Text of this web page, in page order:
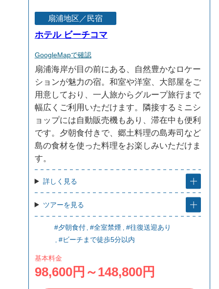
扇浦地区／民宿
ホテル ビーチコマ
GoogleMapで確認
扇浦海岸が目の前にある、自然豊かなロケー
ションが魅力の宿。和室や洋室、大部屋をご
用意しており、一人旅からグループ旅行まで
幅広くご利用いただけます。隣接するミニシ
ョップには自動販売機もあり、滞在中も便利
です。夕朝食付きで、郷土料理の島寿司など
島の食材を使った料理をお楽しみいただけま
す。
詳しく見る
ツアーを見る
#夕朝食付 #全室禁煙
#往復送迎あり
#ビーチまで徒歩5分以内
基本料金
98,600円～148,800円